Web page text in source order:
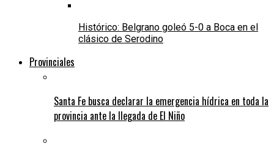
Histórico: Belgrano goleó 5-0 a Boca en el
clásico de Serodino
Provinciales
Santa Fe busca declarar la emergencia hídrica en toda la
provincia ante la llegada de El Niño